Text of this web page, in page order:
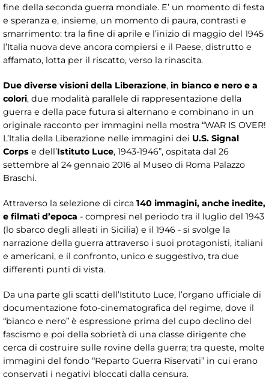
fine della seconda guerra mondiale. E’ un momento di festa
e speranza e, insieme, un momento di paura, contrasti e
smarrimento: tra la fine di aprile e l’inizio di maggio del 1945
l’Italia nuova deve ancora compiersi e il Paese, distrutto e
affamato, lotta per il riscatto, verso la rinascita.
Due diverse visioni della Liberazione, in bianco e nero e a
colori, due modalità parallele di rappresentazione della
guerra e della pace futura si alternano e combinano in un
originale racconto per immagini nella mostra “WAR IS OVER!
L’Italia della Liberazione nelle immagini dei U.S. Signal
Corps e dell’Istituto Luce, 1943-1946”, ospitata dal 26
settembre al 24 gennaio 2016 al Museo di Roma Palazzo
Braschi.
Attraverso la selezione di circa 140 immagini, anche inedite,
e filmati d’epoca - compresi nel periodo tra il luglio del 1943
(lo sbarco degli alleati in Sicilia) e il 1946 - si svolge la
narrazione della guerra attraverso i suoi protagonisti, italiani
e americani, e il confronto, unico e suggestivo, tra due
differenti punti di vista.
Da una parte gli scatti dell’Istituto Luce, l’organo ufficiale di
documentazione foto-cinematografica del regime, dove il
“bianco e nero” è espressione prima del cupo declino del
fascismo e poi della sobrietà di una classe dirigente che
cerca di costruire sulle rovine della guerra; tra queste, molte
immagini del fondo “Reparto Guerra Riservati” in cui erano
conservati i negativi bloccati dalla censura.